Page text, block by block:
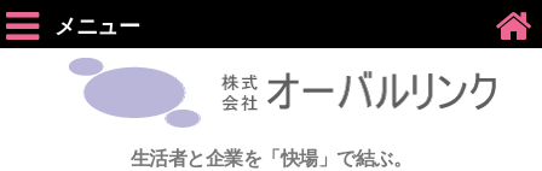
メニュー
生活者と企業を「快場」で結ぶ。